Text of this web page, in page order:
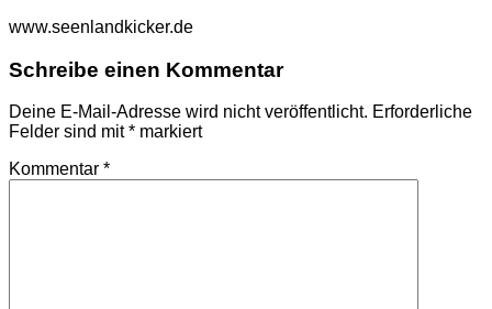
www.seenlandkicker.de
Schreibe einen Kommentar
Deine E-Mail-Adresse wird nicht veröffentlicht. Erforderliche
Felder sind mit* markiert
Kommentar *